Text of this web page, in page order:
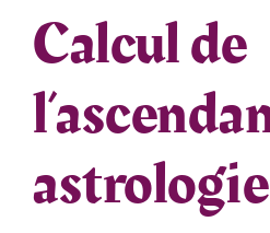
Calcul de
astrologie